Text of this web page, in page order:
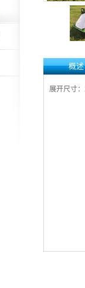
概述
展开尺寸